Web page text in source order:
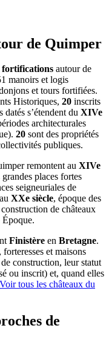
de Quimper
fortifications autour de
manoirs et logis
et tours fortifiées.
Historiques, 20 inscrits
s’étendent du XIVe
architecturales
20 sont des propriétés
publiques.
remontent au XIVe
places fortes
seigneuriales de
XXe siècle, époque des
de châteaux
Époque.
Finistère en Bretagne.
et maisons
construction, leur statut
ou inscrit) et, quand elles
Voir tous les châteaux du
de